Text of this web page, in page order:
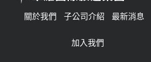
關於我們 子公司介紹 最新消息
加入我們